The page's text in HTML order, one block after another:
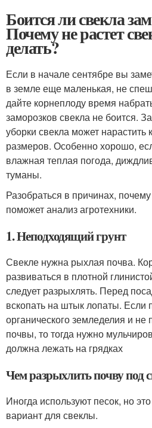
Боится ли свекла
Почему не растет
делать?
Если в начале сентябре вы
в земле еще маленькая, не
дайте корнеплоду время
заморозков свекла не боится.
уборки свекла может
размеров. Особенно хорошо,
влажная теплая погода,
туманы.
Разобраться в причинах,
поможет анализ агротехники.
1. Неподходящий грунт
Свекле нужна рыхлая почва.
развиваться в плотной
следует разрыхлять. Перед
вскопать на штык лопаты. Если
органического земледелия и не
почвы, то тогда нужно
должна лежать на грядках
Чем разрыхлить почву под
Иногда используют песок, но
вариант для свеклы.